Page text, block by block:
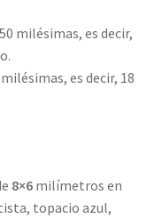
milésimas, es decir,
es decir, 18
8×6milímetros en
topacio azul,